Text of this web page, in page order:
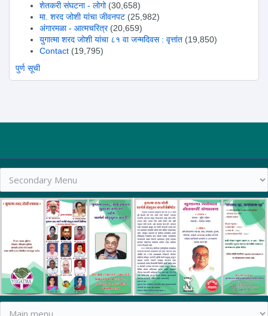
शेतकरी संघटना - लोगो (30,658)
मा. शरद जोशी यांचा जीवनपट (25,982)
अंगारमळा - आत्मचरित्र (20,659)
युगात्मा शरद जोशी यांचा ८१ वा जन्मदिवस : वृत्तांत (19,850)
Contact (19,795)
पुर्ण सूची